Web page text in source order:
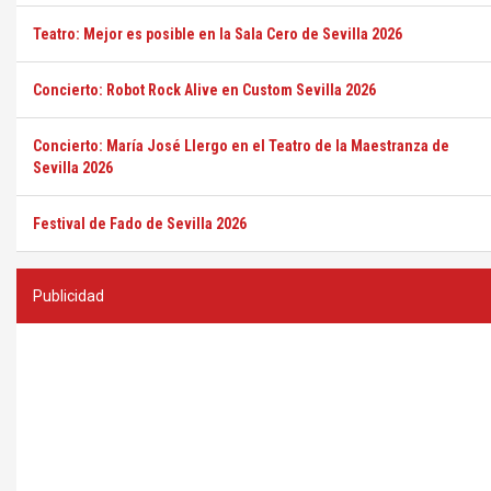
Teatro: Mejor es posible en la Sala Cero de Sevilla 2026
Concierto: Robot Rock Alive en Custom Sevilla 2026
Concierto: María José Llergo en el Teatro de la Maestranza de
Sevilla 2026
Festival de Fado de Sevilla 2026
Publicidad